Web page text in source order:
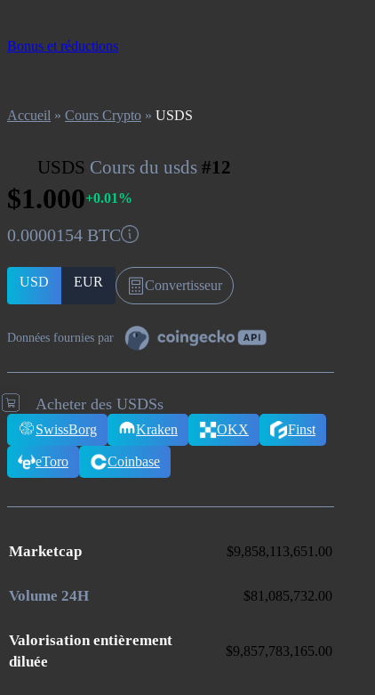
Bonus et réductions
Accueil » Cours Crypto » USDS
USDS Cours du usds #12
$1.000+0.01%
0.0000154 BTC
USD EUR Convertisseur
Données fournies par
Acheter des USDSs
SwissBorg Kraken OKX Finst
eToro Coinbase
Marketcap $9,858,113,651.00
Volume 24H $81,085,732.00
Valorisation entièrement
diluée
$9,857,783,165.00